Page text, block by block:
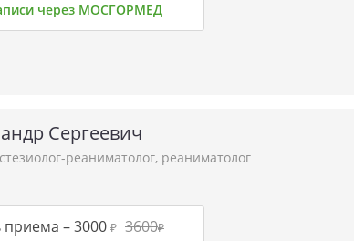
через МОСГОРМЕД
Сергеевич
реаниматолог, реаниматолог
приема –3000 ₽ 3600₽